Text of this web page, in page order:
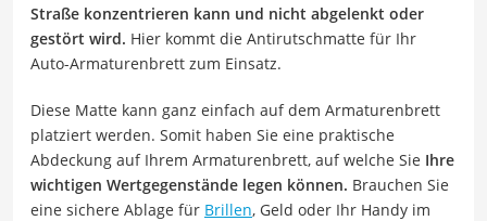
Straße konzentrieren kann und nicht abgelenkt oder
gestört wird. Hier kommt die Antirutschmatte für Ihr
Auto-Armaturenbrett zum Einsatz.
Diese Matte kann ganz einfach auf dem Armaturenbrett
platziert werden. Somit haben Sie eine praktische
Abdeckung auf Ihrem Armaturenbrett, auf welche Sie Ihre
wichtigen Wertgegenstände legen können. Brauchen Sie
eine sichere Ablage für Brillen, Geld oder Ihr Handy im